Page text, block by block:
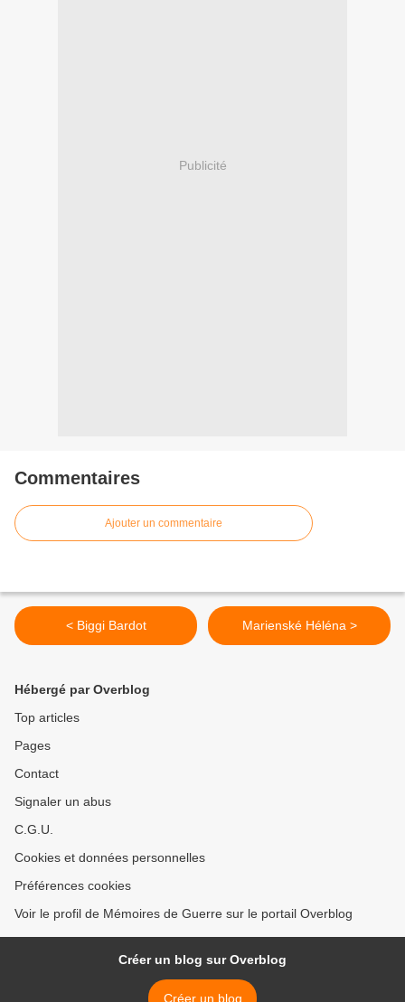
Publicité
Commentaires
Ajouter un commentaire
< Biggi Bardot Marienské Héléna >
Hébergé par Overblog
Top articles
Pages
Contact
Signaler un abus
C.G.U.
Cookies et données personnelles
Préférences cookies
Voir le profil de Mémoires de Guerre sur le portail Overblog
Créer un blog sur Overblog
Créer un blog